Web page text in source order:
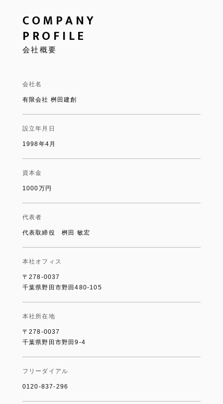
COMPANY
PROFILE
会社概要
会社名
有限会社 桝田建創
設立年月日
1998年4月
資本金
1000万円
代表者
代表取締役 桝田 敏宏
本社オフィス
〒278-0037
千葉県野田市野田480-105
本社所在地
〒278-0037
千葉県野田市野田9-4
フリーダイアル
0120-837-296